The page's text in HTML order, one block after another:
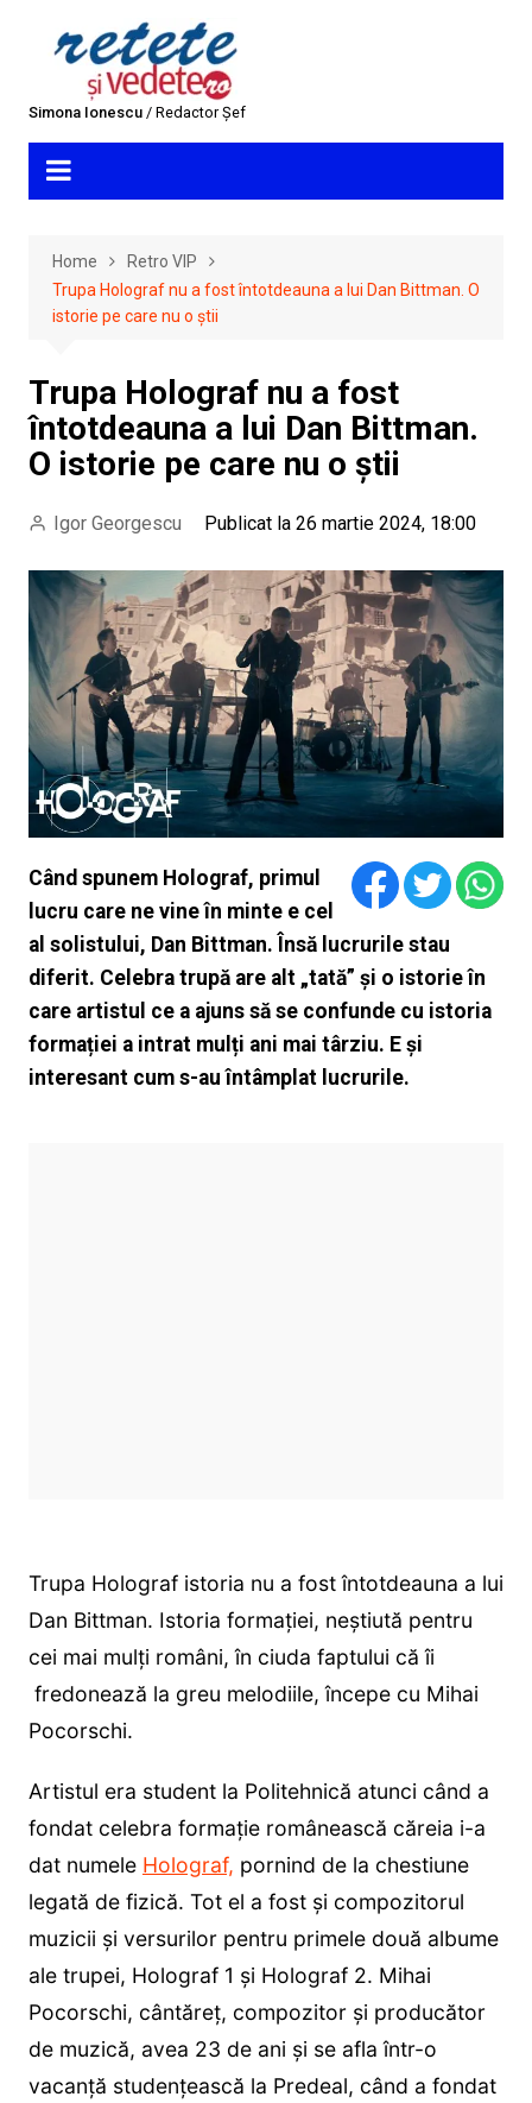
Simona Ionescu/ Redactor Șef
Home
Retro VIP
Trupa Holograf nu a fost întotdeauna a lui Dan Bittman. O
istorie pe care nu o știi
Trupa Holograf nu a fost
întotdeauna a lui Dan Bittman.
O istorie pe care nu o știi
Igor Georgescu Publicat la 26 martie 2024, 18:00
Când spunem Holograf, primul
lucru care ne vine în minte e cel
al solistului, Dan Bittman. Însă lucrurile stau
diferit. Celebra trupă are alt „tată” și o istorie în
care artistul ce a ajuns să se confunde cu istoria
formației a intrat mulți ani mai târziu. E și
interesant cum s-au întâmplat lucrurile.
Trupa Holograf istoria nu a fost întotdeauna a lui
Dan Bittman. Istoria formației, neștiută pentru
cei mai mulți români, în ciuda faptului că îi
fredonează la greu melodiile, începe cu Mihai
Pocorschi.
Artistul era student la Politehnică atunci când a
fondat celebra formație românească căreia i-a
dat numele Holograf, pornind de la chestiune
legată de fizică. Tot el a fost și compozitorul
muzicii și versurilor pentru primele două albume
ale trupei, Holograf 1 și Holograf 2. Mihai
Pocorschi, cântăreț, compozitor și producător
de muzică, avea 23 de ani și se afla într-o
vacanță studențească la Predeal, când a fondat